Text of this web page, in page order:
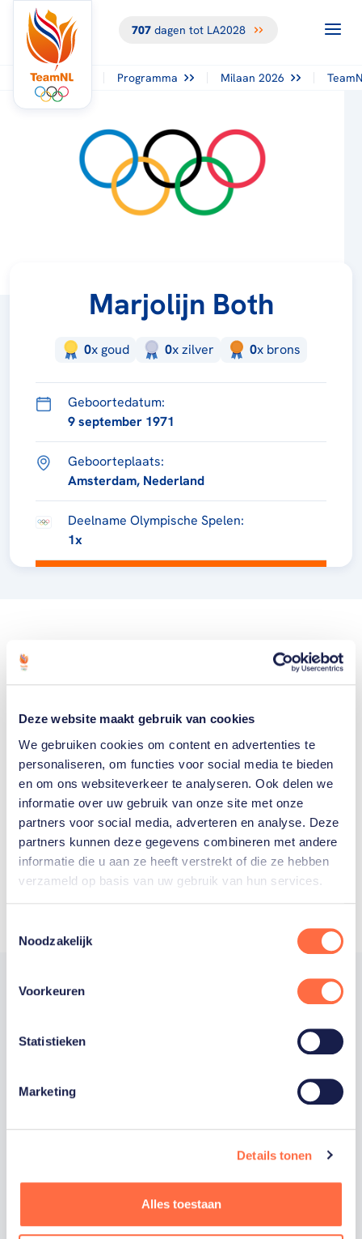
Deze website maakt gebruik van cookies
We gebruiken cookies om content en advertenties te
personaliseren, om functies voor social media te bieden
en om ons websiteverkeer te analyseren. Ook delen we
informatie over uw gebruik van onze site met onze
partners voor social media, adverteren en analyse. Deze
partners kunnen deze gegevens combineren met andere
informatie die u aan ze heeft verstrekt of die ze hebben
verzameld op basis van uw gebruik van hun services.
Noodzakelijk
Voorkeuren
Statistieken
Marketing
Details tonen
Alles toestaan
707dagen tot LA2028
Programma Milaan 2026
Marjolijn Both
0x goud 0xzilver 0x brons
Geboortedatum:
9 september 1971
Geboorteplaats:
Amsterdam, Nederland
Deelname Olympische Spelen:
1x
Welke Nederlanders hebben er
ooit meegedaan aan de
Olympische Spelen?
Trotse hoofdsponsor
Staatsloterij is trotse hoofdsponsor van
sportiefste land van de wereld maken.